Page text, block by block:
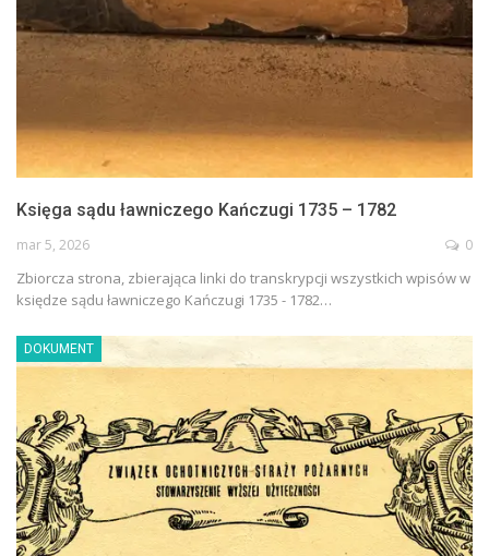
Księga sądu ławniczego Kańczugi 1735 – 1782
mar 5, 2026 0
Zbiorcza strona, zbierająca linki do transkrypcji wszystkich wpisów w
księdze sądu ławniczego Kańczugi 1735 - 1782…
DOKUMENT